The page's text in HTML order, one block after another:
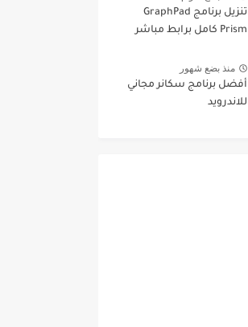
تنزيل برنامج GraphPad
Prism كامل برابط مباشر
منذ بضع شهور
أفضل برنامج سكانر مجاني
للاندرويد